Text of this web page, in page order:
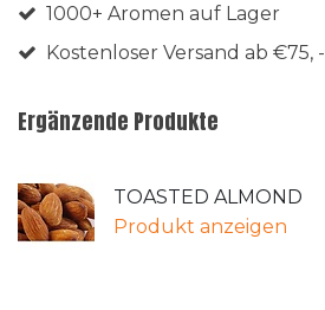
1000+ Aromen auf Lager
Kostenloser Versand ab €75, -
Ergänzende Produkte
TOASTED ALMOND
Produkt anzeigen